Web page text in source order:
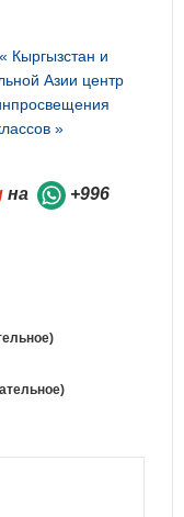
« Кыргызстан и
Азии центр
»
на
+996